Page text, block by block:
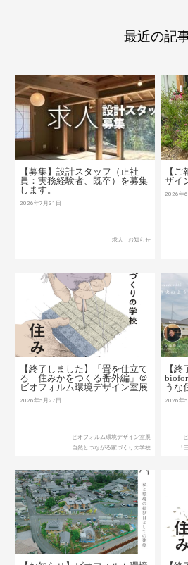
最近の記
【募集】設計スタッフ（正社
員：実務経験者、既卒）を募集
します。
2026年7月31日
求人 お知らせ
【
ザイ
2026年6
【終了しました】「畳を仕立て
る 住みかをつくる番外編」＠
ビオフォルム環境デザイン室展
2026年5月27日
ビオフォルム環境デザイン室展
自然とつながる家づくりの学校
【
うな
2026年5
「